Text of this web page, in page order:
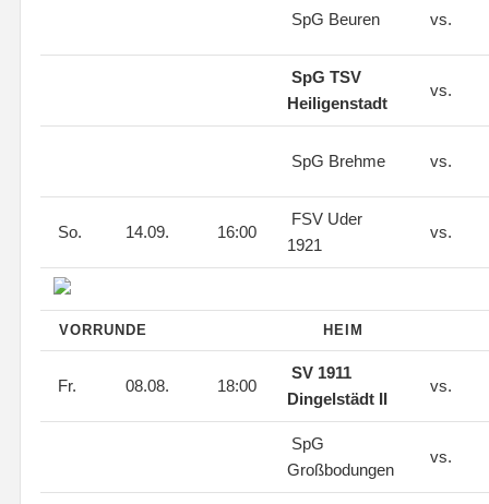
SpG Beuren vs.
SpG TSV
Heiligenstadt
vs.
SpG Brehme vs.
So. 14.09. 16:00
FSV Uder
1921
vs.
VORRUNDE HEIM
Fr. 08.08. 18:00
SV 1911
Dingelstädt II
vs.
SpG
Großbodungen
vs.